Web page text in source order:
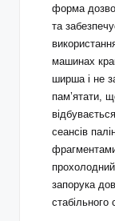
форма
та
машинах
ширша і не
пам’ятати,
сеансів
запорука
стабільного